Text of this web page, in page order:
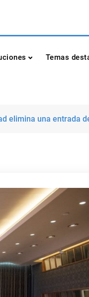
Unidas
Temas
elimina una entrada